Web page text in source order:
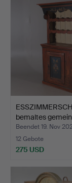
bemaltes
Beendet 19. Nov
12 Gebote
275 USD